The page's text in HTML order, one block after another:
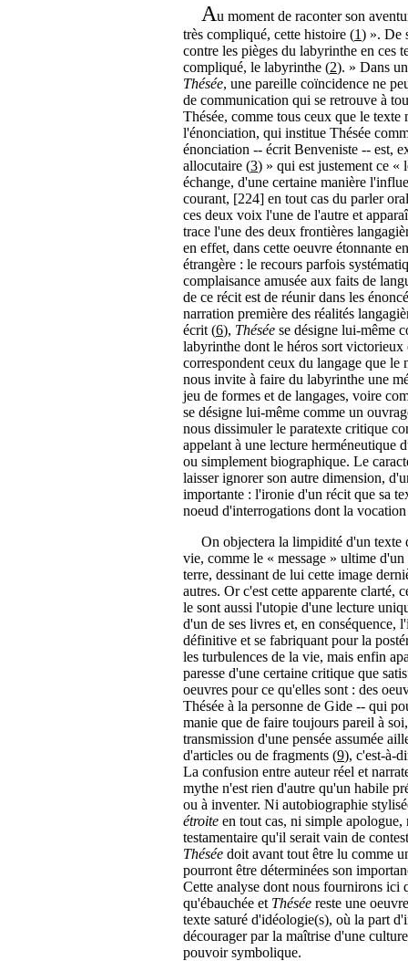
Au moment de raconter son
très compliqué, cette histoire (1) ». De
contre les pièges du labyrinthe en ces
compliqué, le labyrinthe (2). » Dans
Thésée, une pareille coïncidence ne
de communication qui se retrouve à
Thésée, comme tous ceux que le
l'énonciation, qui institue Thésée
énonciation -- écrit Benveniste -- est,
allocutaire (3) » qui est justement ce «
échange, d'une certaine manière
courant, [224] en tout cas du parler
ces deux voix l'une de l'autre et
trace l'une des deux frontières
en effet, dans cette oeuvre étonnante
étrangère : le recours parfois
complaisance amusée aux faits de
de ce récit est de réunir dans les
narration première des réalités
écrit (6), Thésée se désigne lui-même
labyrinthe dont le héros sort
correspondent ceux du langage que
nous invite à faire du labyrinthe une
jeu de formes et de langages, voire
se désigne lui-même comme un
nous dissimuler le paratexte critique
appelant à une lecture
ou simplement biographique. Le
laisser ignorer son autre dimension,
importante : l'ironie d'un récit que sa
noeud d'interrogations dont la
On objectera la limpidité d'un texte
vie, comme le « message » ultime
terre, dessinant de lui cette image
autres. Or c'est cette apparente clarté,
le sont aussi l'utopie d'une lecture
d'un de ses livres et, en conséquence,
définitive et se fabriquant pour la
les turbulences de la vie, mais enfin
paresse d'une certaine critique que
oeuvres pour ce qu'elles sont : des
Thésée à la personne de Gide -- qui
manie que de faire toujours pareil à
transmission d'une pensée assumée
d'articles ou de fragments (9), c'est-à-
La confusion entre auteur réel et
mythe n'est rien d'autre qu'un habile
ou à inventer. Ni autobiographie
étroite en tout cas, ni simple
testamentaire qu'il serait vain de
Thésée doit avant tout être lu comme
pourront être déterminées son
Cette analyse dont nous fournirons ici
qu'ébauchée et Thésée reste une
texte saturé d'idéologie(s), où la part
décourager par la maîtrise d'une
pouvoir symbolique.